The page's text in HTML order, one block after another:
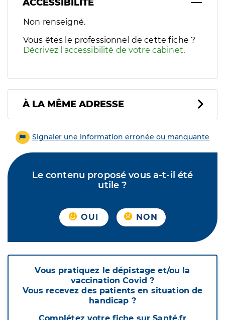
ACCESSIBILITÉ
Filtres
Sélectionnez un ou plusieurs handicaps/besoins
Non renseigné.
Vous êtes le professionnel de cette fiche ?
Décrivez l'accessibilité de votre cabinet.
À LA MÊME ADRESSE
Signaler une information erronée ou manquante
Le contenu proposé vous a-t-il été
utile ?
OUI NON
Vous pratiquez le dépistage et/ou la
vaccination Covid ?
Vous recevez des patients en situation de
handicap ?